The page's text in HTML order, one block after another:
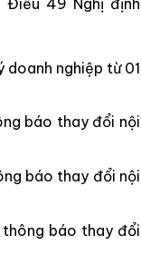
nghiệp từ 01
báo thay đổi nội
báo thay đổi nội
báo thay đổi